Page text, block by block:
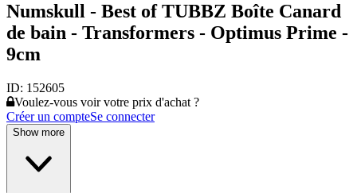
Numskull - Best of TUBBZ Boîte Canard
de bain - Transformers - Optimus Prime -
9cm
ID: 152605
Voulez-vous voir votre prix d'achat ?
Créer un compteSe connecter
Show more